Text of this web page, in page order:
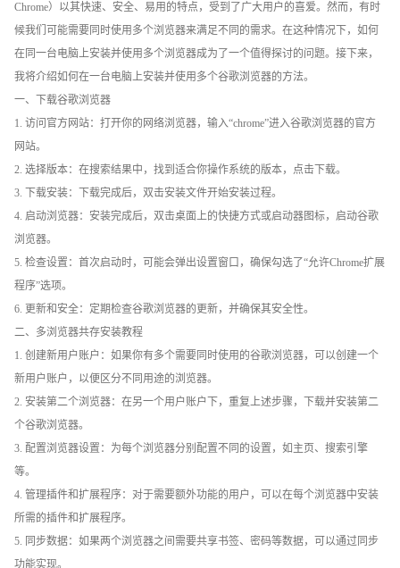
Chrome）以其快速、安全、易用的特点，受到了广大用户的喜爱。然而，有时
候我们可能需要同时使用多个浏览器来满足不同的需求。在这种情况下，如何
在同一台电脑上安装并使用多个浏览器成为了一个值得探讨的问题。接下来，
我将介绍如何在一台电脑上安装并使用多个谷歌浏览器的方法。
一、下载谷歌浏览器
1. 访问官方网站：打开你的网络浏览器，输入“chrome”进入谷歌浏览器的官方
网站。
2. 选择版本：在搜索结果中，找到适合你操作系统的版本，点击下载。
3. 下载安装：下载完成后，双击安装文件开始安装过程。
4. 启动浏览器：安装完成后，双击桌面上的快捷方式或启动器图标，启动谷歌
浏览器。
5. 检查设置：首次启动时，可能会弹出设置窗口，确保勾选了“允许Chrome扩展
程序”选项。
6. 更新和安全：定期检查谷歌浏览器的更新，并确保其安全性。
二、多浏览器共存安装教程
1. 创建新用户账户：如果你有多个需要同时使用的谷歌浏览器，可以创建一个
新用户账户，以便区分不同用途的浏览器。
2. 安装第二个浏览器：在另一个用户账户下，重复上述步骤，下载并安装第二
个谷歌浏览器。
3. 配置浏览器设置：为每个浏览器分别配置不同的设置，如主页、搜索引擎
等。
4. 管理插件和扩展程序：对于需要额外功能的用户，可以在每个浏览器中安装
所需的插件和扩展程序。
5. 同步数据：如果两个浏览器之间需要共享书签、密码等数据，可以通过同步
功能实现。